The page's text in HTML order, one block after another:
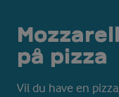
på pizza
Vil du have en